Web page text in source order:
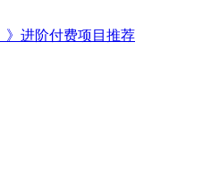
》进阶付费项目推荐